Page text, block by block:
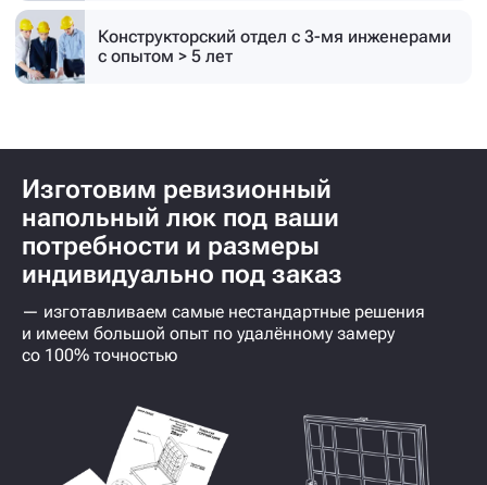
Конструкторский отдел с 3-мя инженерами
с опытом > 5 лет
Изготовим ревизионный
напольный люк под ваши
потребности и размеры
индивидуально под заказ
— изготавливаем самые нестандартные решения
и имеем большой опыт по удалённому замеру
со 100% точностью